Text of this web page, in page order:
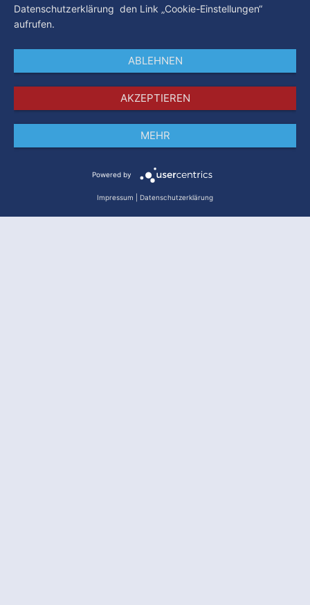
Datenschutz
Datenschutzerklärung den Link „Cookie-Einstellungen“
aufrufen.
ABLEHNEN
AKZEPTIEREN
MEHR
Powered by
Impressum Datenschutzerklärung